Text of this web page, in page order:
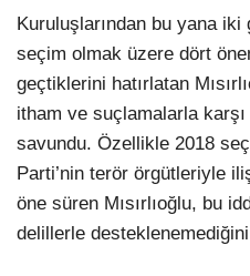
Kuruluşlarından bu yana
seçim olmak üzere dört
geçtiklerini hatırlatan
itham ve suçlamalarla karşı
savundu. Özellikle 2018
Parti’nin terör örgütleriyle
öne süren Mısırlıoğlu, bu
delillerle